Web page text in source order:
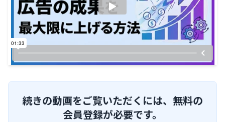
続きの動画をご覧いただくには、無料の
会員登録が必要です。